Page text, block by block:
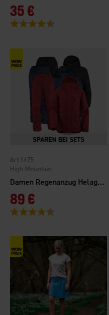
35 €
Bewertung:
Damen Regenanzug Helags WP
High Mountain
1475
89 €
Bewertung: